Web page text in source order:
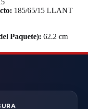
185/65/15 LLANT
Paquete): 62.2 cm